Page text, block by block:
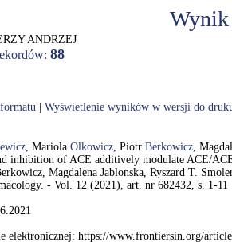
ANDRZEJ
88
Wyświetlenie wyników w wersji do
, Mariola Olkowicz, Piotr Berkowicz,
inhibition of ACE additively modulate ACE/
Magdalena Jablonska, Ryszard T.
- Vol. 12 (2021), art. nr 682432, s. 1-11
elektronicznej: https://www.frontiersin.org/